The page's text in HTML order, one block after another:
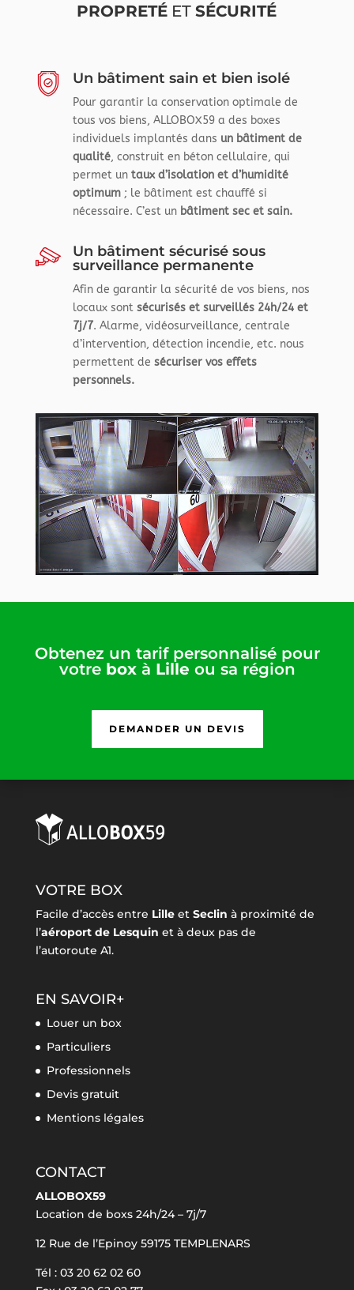
PROPRETÉ ETSÉCURITÉ
Un bâtiment sain et bien isolé
Pour garantir la conservation optimale de
tous vos biens, ALLOBOX59 a des boxes
individuels implantés dans un bâtiment de
qualité, construit en béton cellulaire, qui
permet un taux d’isolation et d’humidité
optimum; le bâtiment est chauffé si
nécessaire. C’est un bâtiment sec et sain.
Un bâtiment sécurisé sous
surveillance permanente
Afin de garantir la sécurité de vos biens, nos
locaux sont sécurisés et surveillés 24h/24 et
7j/7. Alarme, vidéosurveillance, centrale
d’intervention, détection incendie, etc. nous
permettent de sécuriser vos effets
personnels.
Obtenez un tarif personnalisé pour
votre boxà Lille ou sa région
DEMANDER UN DEVIS
VOTRE BOX
Facile d’accès entre Lilleet Seclin à proximité de
l’aéroport de Lesquin et à deux pas de
l’autoroute A1.
EN SAVOIR+
Louer un box
Particuliers
Professionnels
Devis gratuit
Mentions légales
CONTACT
ALLOBOX59
Location de boxs 24h/24 – 7j/7
12 Rue de l’Epinoy 59175 TEMPLENARS
Tél : 03 20 62 02 60